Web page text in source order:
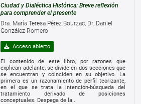
Ciudad y Dialéctica Histórica: Breve reflexión
para comprender el presente
Dra. María Teresa Pérez Bourzac, Dr. Daniel
González Romero
Acceso abierto
El contenido de este libro, por razones que
explican adelante, se divide en dos secciones que
se encuentran y coinciden en su objetivo. La
primera es un razonamiento de perfil teorizante,
en el que se trata la intención-búsqueda del
tratamiento derivado de posiciones
conceptuales. Despega de la...